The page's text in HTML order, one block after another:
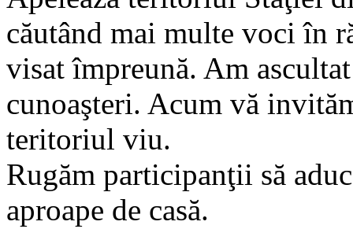
căutând mai multe voci în
visat împreună. Am
cunoaşteri. Acum vă
teritoriul viu.
Rugăm participanţii să
aproape de casă.